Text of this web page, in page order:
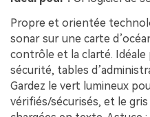
Propre et orientée
sonar sur une carte
contrôle et la clarté. Idéale
sécurité, tables
Gardez le vert lumineux
vérifiés/sécurisés, et le